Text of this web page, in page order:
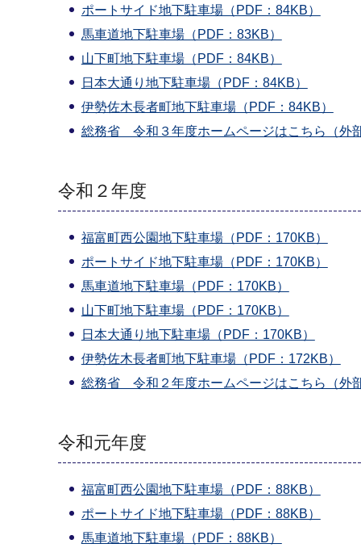
ポートサイド地下駐車場（PDF：84KB）
馬車道地下駐車場（PDF：83KB）
山下町地下駐車場（PDF：84KB）
日本大通り地下駐車場（PDF：84KB）
伊勢佐木長者町地下駐車場（PDF：84KB）
総務省 令和３年度ホームページはこちら（外部
令和２年度
福富町西公園地下駐車場（PDF：170KB）
ポートサイド地下駐車場（PDF：170KB）
馬車道地下駐車場（PDF：170KB）
山下町地下駐車場（PDF：170KB）
日本大通り地下駐車場（PDF：170KB）
伊勢佐木長者町地下駐車場（PDF：172KB）
総務省 令和２年度ホームページはこちら（外部
令和元年度
福富町西公園地下駐車場（PDF：88KB）
ポートサイド地下駐車場（PDF：88KB）
馬車道地下駐車場（PDF：88KB）